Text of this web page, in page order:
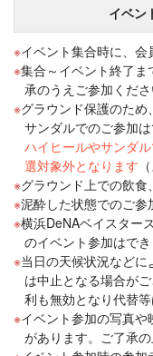
イベン
イベント集合時に、
集合～イベント終了ま
承のうえご参加くだ
グラウンド保護のた
サンダルでのご参加は
ハイヒールやサンダ
選対象外となります
グラウンド上での飲
泥酔した状態でのご参
横浜DeNAベイスター
のイベント参加はで
当日の天候状況など
は中止となる場合が
利も無効となり代替
イベント参加の写真
があります。ご了承